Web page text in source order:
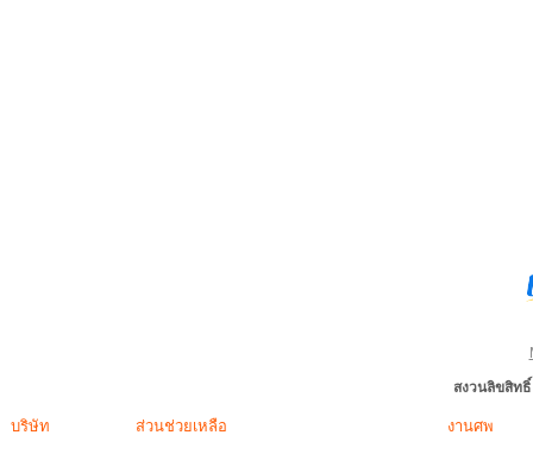
สงวนลิขสิท
บริษัท ส่วนช่วยเหลือ งานศพ